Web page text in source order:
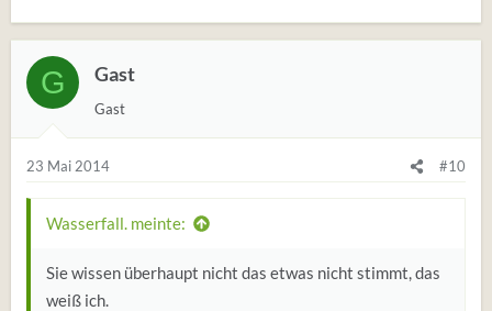
G Gast
Gast
23 Mai 2014 #10
Wasserfall. meinte:
Sie wissen überhaupt nicht das etwas nicht stimmt, das
weiß ich.